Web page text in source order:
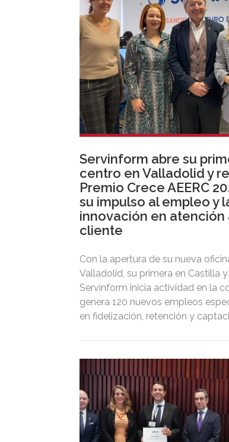
Servinform abre su
centro en Valladolid y
Premio Crece AEERC
su impulso al empleo y
innovación en atención
cliente
Con la apertura de su nueva
Valladolid, su primera en Castilla
Servinform inicia actividad en la
genera 120 nuevos empleos
en fidelización, retención y